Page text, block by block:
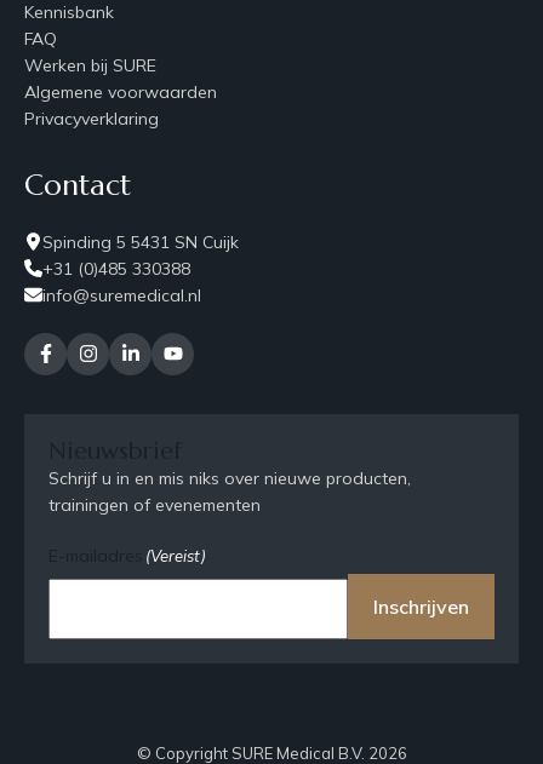
Kennisbank
FAQ
Werken bij SURE
Algemene voorwaarden
Privacyverklaring
Contact
Spinding 5 5431 SN Cuijk
+31 (0)485 330388
info@suremedical.nl
Schrijf u in en mis niks over nieuwe producten,
trainingen of evenementen
(Vereist)
Inschrijven
© Copyright SURE Medical B.V. 2026